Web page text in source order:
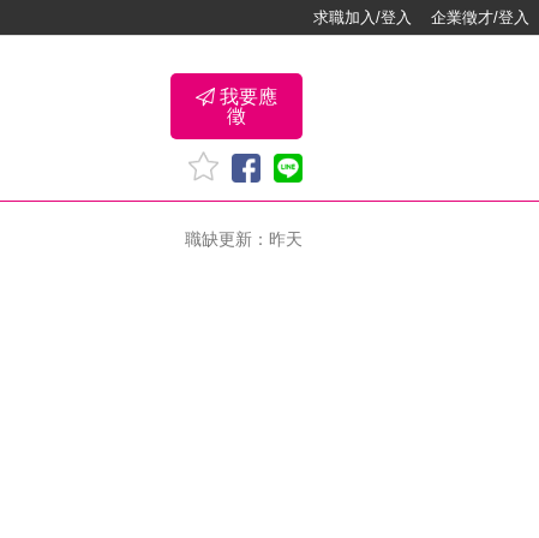
求職加入/登入 企業徵才/登入
我要應
徵
職缺更新：昨天